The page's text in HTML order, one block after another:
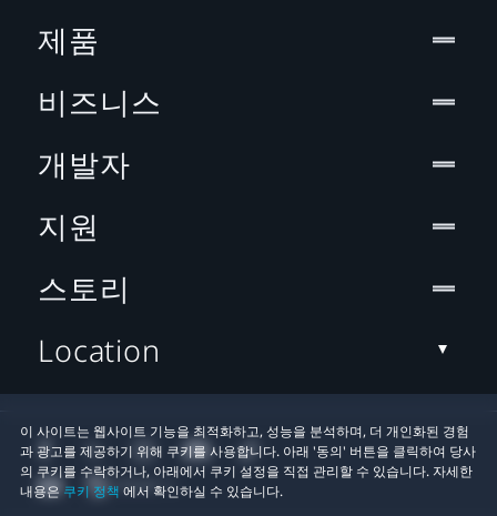
이 사이트는 웹사이트 기능을 최적화하고, 성능을 분석하며, 더 개인화된 경험
과 광고를 제공하기 위해 쿠키를 사용합니다. 아래 '동의' 버튼을 클릭하여 당사
의 쿠키를 수락하거나, 아래에서 쿠키 설정을 직접 관리할 수 있습니다. 자세한
내용은 쿠키 정책 에서 확인하실 수 있습니다.
제품
비즈니스
개발자
지원
스토리
Location